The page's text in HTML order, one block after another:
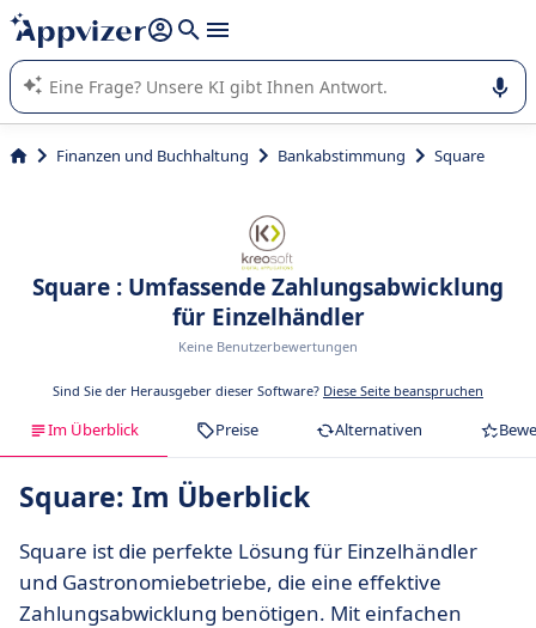
beantworten (mehrere Zeilen mit
Die KI von Appvizer führt Sie bei der Nutzung oder Auswahl
von SaaS-Software in Unternehmen.
Finanzen und Buchhaltung Bankabstimmung Square
Square : Umfassende Zahlungsabwicklung
für Einzelhändler
Keine Benutzerbewertungen
Sind Sie der Herausgeber dieser Software? Diese Seite beanspruchen
Im Überblick Preise Alternativen
Square: Im Überblick
Square ist die perfekte Lösung für Einzelhändler
und Gastronomiebetriebe, die eine effektive
Zahlungsabwicklung benötigen. Mit einfachen